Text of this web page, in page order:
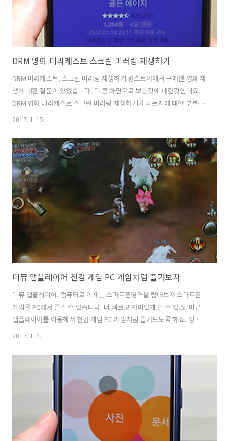
DRM 영화 미라캐스트 스크린 미러링 재생하기
DRM 미라캐스트, 스크린 미러링 재생하기 원스토어에서 구매한 영화 재
생에 대한 질문이 있었습니다. 더 큰 화면으로 보는것에 대한것인데요.
DRM 영화 미라캐스트 스크린 미러링 재생하기가 되는지에 대한 부분이
네요. 제가 사용한 방법은 USB 테터링을 이용하는 아이폰 안드로이드폰
을 모두 연결 가능한 케이블형 제품과 MS 무선 디스플레이 어댑터 입니
다. 먼저 원스토어에서 영화를 하나 구매를 해 봤습니다. 테스트를 위해
서 DRM이 걸려있는 영화를 구매를 했습니다. DRM 영화 미라캐스트, 스
크린 미러링, 재생하기 DRM이 걸려있는 영화 경우 파일을 다른곳에 옮
겨서 보는것..
2017. 1. 15.
미뮤 앱플레이어 천검 게임 PC 게임처럼 즐겨보자
미뮤 앱플레이어, 컴퓨터로 이제는 스마트폰영역을 탐내보자 스마트폰
게임을 PC에서 즐길 수 있습니다. 더 빠르고 재미있게 할 수 있죠. 미뮤
앱플레이어를 이용해서 천검 게임 PC 게임처럼 즐겨보도록 하죠. 정식
서비스가 나오면서 방법이 어렵지 않아 졌는데요. 게임 외에도 다양하게
로 하면 들고 계속 있어야 하는데 이제는 PC로 할 수 있어서 더 편하네요.
그리고 엄청 빠릅니다. 컴퓨터는 보통 사양이 좋죠. 스마트폰 사양과는
비교가 안될만큼 빠르게 게임을 할 수 있습니다. 스마트폰으로 게임하지
않고 PC로 해보고 싶은데요. 쉽게 가능할가요? 실제로 해보도록 하죠.
미뮤 앱플레이어 천검 게임 PC 게임처럼 즐겨보자 천검 게임을 이렇게
2017. 1. 4.